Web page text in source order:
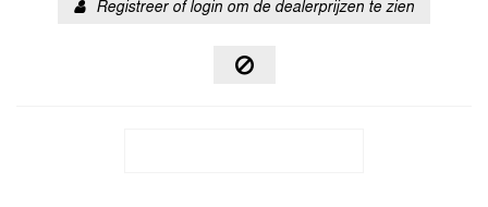
Registreer of login om de dealerprijzen te zien